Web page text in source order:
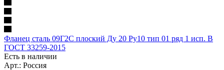
Фланец сталь 09Г2С плоский Ду 20 Ру10 тип 01 ряд 1 исп. B
ГОСТ 33259-2015
Есть в наличии
Арт.: Россия